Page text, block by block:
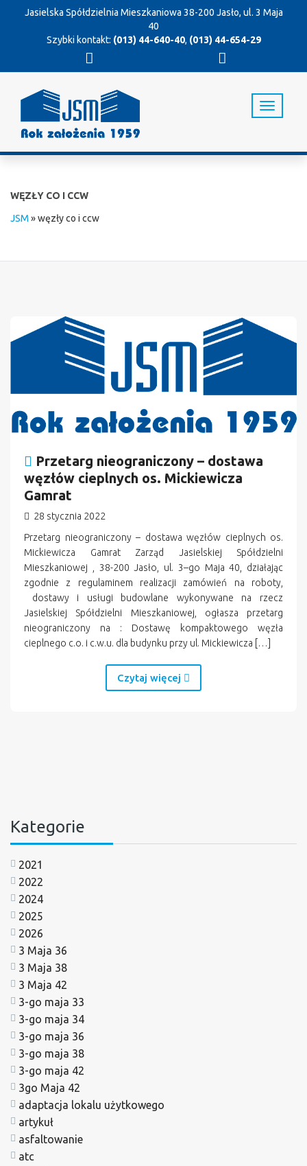
Jasielska Spółdzielnia Mieszkaniowa 38-200 Jasło, ul. 3 Maja
40
Szybki kontakt: (013) 44-640-40, (013) 44-654-29
T
o
WĘZŁY CO I CCW
JSM »węzły co i ccw
Przetarg nieograniczony – dostawa
węzłów cieplnych os. Mickiewicza
Gamrat
28 stycznia 2022
Przetarg nieograniczony – dostawa węzłów cieplnych os.
Mickiewicza Gamrat Zarząd Jasielskiej Spółdzielni
Mieszkaniowej , 38-200 Jasło, ul. 3–go Maja 40, działając
zgodnie z regulaminem realizacji zamówień na roboty,
dostawy i usługi budowlane wykonywane na rzecz
Jasielskiej Spółdzielni Mieszkaniowej, ogłasza przetarg
nieograniczony na : Dostawę kompaktowego węzła
cieplnego c.o. i c.w.u. dla budynku przy ul. Mickiewicza […]
Czytaj więcej
Kategorie
2021
2022
2024
2025
2026
3 Maja 36
3 Maja 38
3 Maja 42
3-go maja 33
3-go maja 34
3-go maja 36
3-go maja 38
3-go maja 42
3go Maja 42
adaptacja lokalu użytkowego
artykuł
asfaltowanie
atc